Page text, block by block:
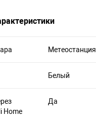
Метеостанция
Белый
Home
Да